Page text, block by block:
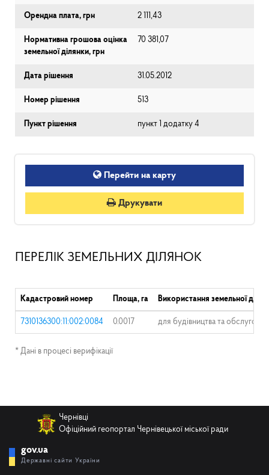
Орендна плата, грн 2 111,43
Нормативна грошова оцінка
земельної ділянки, грн
70 381,07
Дата рішення 31.05.2012
Номер рішення 513
Пункт рішення пункт 1 додатку 4
Перейти на карту
Друкувати
ПЕРЕЛІК ЗЕМЕЛЬНИХ ДІЛЯНОК
Кадастровий номер Площа, га Використання земельної
7310136300:11:002:0084 0.0017 для будівництва та
* Дані в процесі верифікації
Чернівці
Офіційний геопортал Чернівецької міської ради
gov.ua
Державні сайти України